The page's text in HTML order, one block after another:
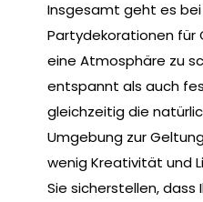
Insgesamt geht es
Partydekorationen für
eine Atmosphäre zu
entspannt als auch
gleichzeitig die
Umgebung zur
wenig Kreativität und
Sie sicherstellen,